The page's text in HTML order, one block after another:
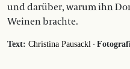
und darüber, warum ihn
Weinen brachte.
Text: Christina Pausackl ·